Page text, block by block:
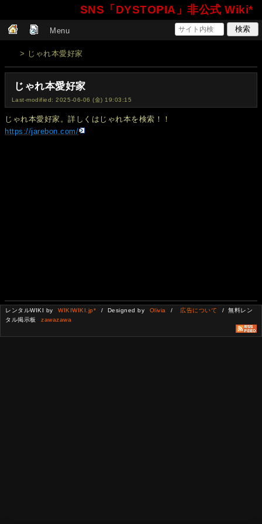
SNS「DYSTOPIA」非公式 Wiki*
Menu
> じゃれ本愛好家
じゃれ本愛好家
Last-modified: 2025-06-06 (金) 19:03:15
じゃれ本愛好家。詳しくはじゃれ本を検索！！
https://jarebon.com/
レンタルWIKI by WIKIWIKI.jp* / Designed by Olivia / 広告について
/ 無料レン
タル掲示板
zawazawa